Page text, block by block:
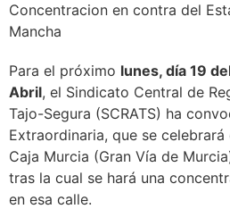
Concentracion en contra del
Mancha
Para el próximo lunes, día 19
Abril, el Sindicato Central de
Tajo-Segura (SCRATS) ha
Extraordinaria, que se
Caja Murcia (Gran Vía de
tras la cual se hará una
en esa calle.